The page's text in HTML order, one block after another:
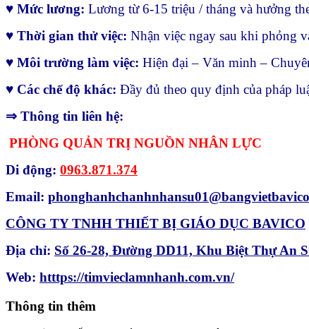
♥ Mức lương: Lương từ 6-15 triệu / tháng và hưởng
♥ Thời gian thử việc: Nhận việc ngay sau khi phỏng
♥ Môi trường làm việc: Hiện đại – Văn minh –
♥ Các chế độ khác: Đầy đủ theo quy định của pháp
⇒ Thông tin liên hệ:
PHÒNG QUẢN TRỊ NGUỒN NHÂN LỰC
Di động: 0963.871.374
Email:
CÔNG TY TNHH THIẾT BỊ GIÁO DỤC BAVICO
Địa chỉ: Số 26-28, Đường DD11, Khu Biệt Thự An
Web: htttps://timvieclamnhanh.com.vn/
Thông tin thêm